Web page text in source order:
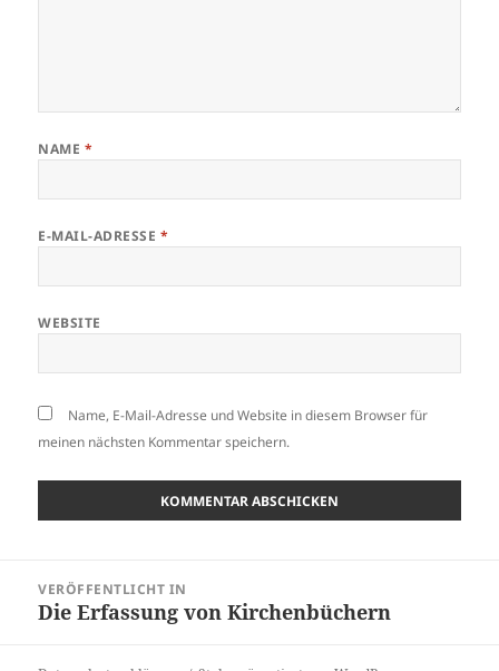
NAME *
E-MAIL-ADRESSE *
WEBSITE
Name, E-Mail-Adresse und Website in diesem Browser für
meinen nächsten Kommentar speichern.
VERÖFFENTLICHT IN
Die Erfassung von Kirchenbüchern